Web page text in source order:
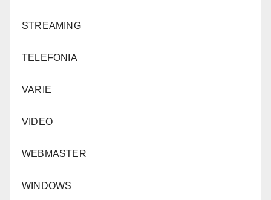
STREAMING
TELEFONIA
VARIE
VIDEO
WEBMASTER
WINDOWS